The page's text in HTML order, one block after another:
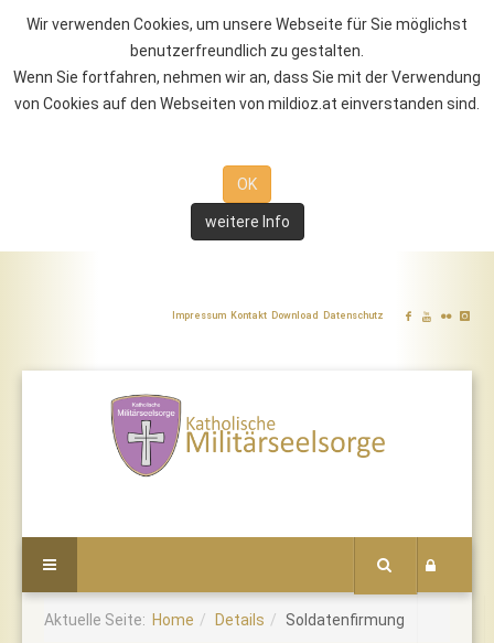
Wir verwenden Cookies, um unsere Webseite für Sie möglichst
benutzerfreundlich zu gestalten.
Wenn Sie fortfahren, nehmen wir an, dass Sie mit der Verwendung
von Cookies auf den Webseiten von mildioz.at einverstanden sind.
OK
weitere Info
Impressum Kontakt Download Datenschutz
Aktuelle Seite: Home Details Soldatenfirmung